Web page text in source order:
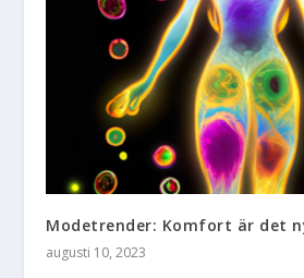
Modetrender: Komfort är det
augusti 10, 2023